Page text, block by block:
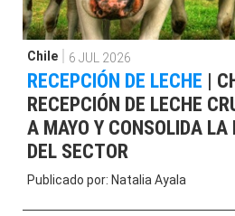
Chile 6 JUL 2026
RECEPCIÓN DE LECHE |
RECEPCIÓN DE LECHE
A MAYO Y CONSOLIDA LA
DEL SECTOR
Publicado por: Natalia Ayala